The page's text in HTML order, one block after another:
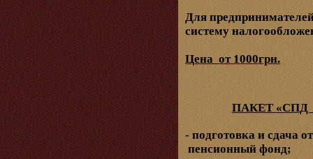
Для
систему
Цена от 1000грн.
ПАКЕТ «СПД
- подготовка и сдача
пенсионный фонд;